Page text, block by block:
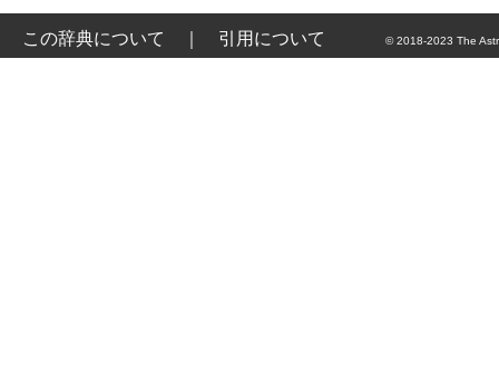
この辞典について 引用について © 2018-2023 The